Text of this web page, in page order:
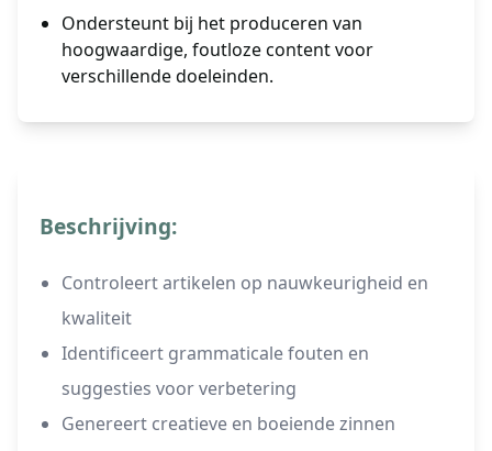
Ondersteunt bij het produceren van
hoogwaardige, foutloze content voor
verschillende doeleinden.
Beschrijving:
Controleert artikelen op nauwkeurigheid en
kwaliteit
Identificeert grammaticale fouten en
suggesties voor verbetering
Genereert creatieve en boeiende zinnen